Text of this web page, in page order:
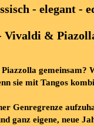
- elegant -
Vivaldi &
Piazzolla gemeinsam?
sie mit Tangos
Genregrenze
nd ganz eigene, neue